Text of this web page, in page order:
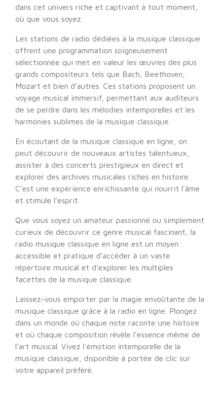
dans cet univers riche et captivant à tout moment,
où que vous soyez.
Les stations de radio dédiées à la musique classique
offrent une programmation soigneusement
sélectionnée qui met en valeur les œuvres des plus
grands compositeurs tels que Bach, Beethoven,
Mozart et bien d’autres. Ces stations proposent un
voyage musical immersif, permettant aux auditeurs
de se perdre dans les mélodies intemporelles et les
harmonies sublimes de la musique classique.
En écoutant de la musique classique en ligne, on
peut découvrir de nouveaux artistes talentueux,
assister à des concerts prestigieux en direct et
explorer des archives musicales riches en histoire.
C’est une expérience enrichissante qui nourrit l’âme
et stimule l’esprit.
Que vous soyez un amateur passionné ou simplement
curieux de découvrir ce genre musical fascinant, la
radio musique classique en ligne est un moyen
accessible et pratique d’accéder à un vaste
répertoire musical et d’explorer les multiples
facettes de la musique classique.
Laissez-vous emporter par la magie envoûtante de la
musique classique grâce à la radio en ligne. Plongez
dans un monde où chaque note raconte une histoire
et où chaque composition révèle l’essence même de
l’art musical. Vivez l’émotion intemporelle de la
musique classique, disponible à portée de clic sur
votre appareil préféré.